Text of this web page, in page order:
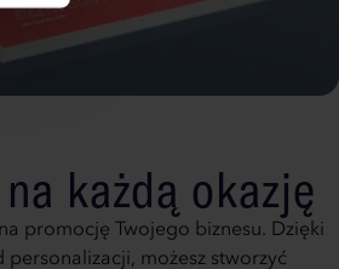
każdą okazję
promocję Twojego biznesu. Dzięki
możesz stworzyć